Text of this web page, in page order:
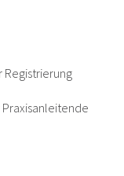
Registrierung